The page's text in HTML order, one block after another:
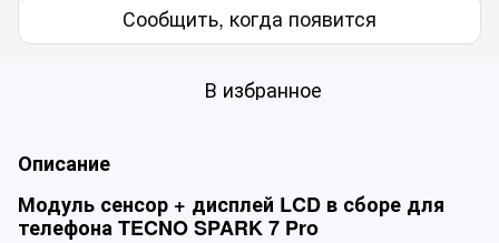
Сообщить, когда появится
В избранное
Описание
Модуль сенсор + дисплей LCD в сборе для
телефона TECNO SPARK 7 Pro